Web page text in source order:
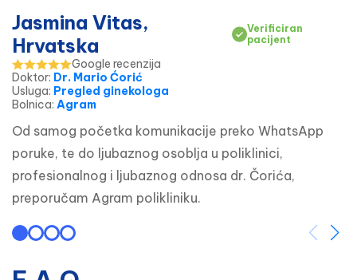
Jasmina Vitas,
Hrvatska
Verificiran
pacijent
Google recenzija
Doktor: Dr. Mario Ćorić
Usluga: Pregled ginekologa
Bolnica: Agram
Od samog početka komunikacije preko WhatsApp
poruke, te do ljubaznog osoblja u poliklinici,
profesionalnog i ljubaznog odnosa dr. Čorića,
preporučam Agram polikliniku.